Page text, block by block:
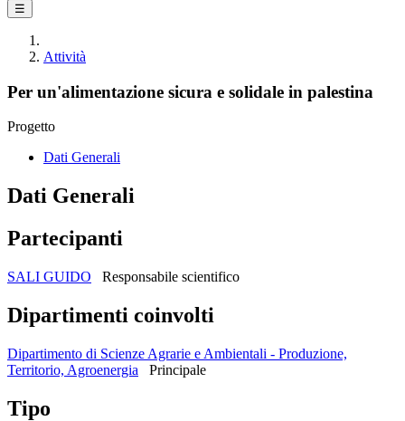
☰
Attività
Per un'alimentazione sicura e solidale in palestina
Progetto
Dati Generali
Dati Generali
Partecipanti
SALI GUIDO Responsabile scientifico
Dipartimenti coinvolti
Dipartimento di Scienze Agrarie e Ambientali - Produzione,
Territorio, Agroenergia
Principale
Tipo